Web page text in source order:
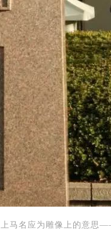
上马名应为雕像上的意思